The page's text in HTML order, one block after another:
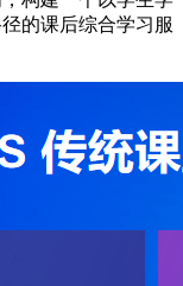
的课后综合学习服